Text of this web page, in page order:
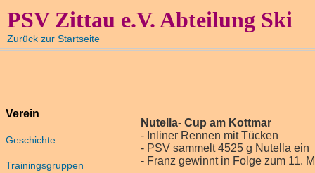
Nutella- Cup am Kottmar
- Inliner Rennen mit Tücken
- PSV sammelt 4525 g Nutella ein
- Franz gewinnt in Folge zum 11.
PSV Zittau e.V. Abteilung Ski
Zurück zur Startseite
Verein
Geschichte
Trainingsgruppen